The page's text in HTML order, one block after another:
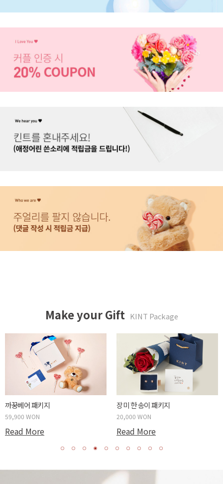
Make your Gift KINT Package
까꿍베어 패키지
59,900 WON
Read More
장미 한 송이 패키지
20,000 WON
Read More